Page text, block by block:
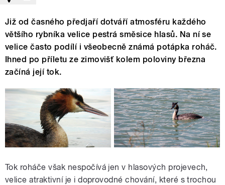
Již od časného předjaří dotváří atmosféru každého
většího rybníka velice pestrá směsice hlasů. Na ní se
velice často podílí i všeobecně známá potápka roháč.
Ihned po příletu ze zimovišť kolem poloviny března
začíná její tok.
Tok roháče však nespočívá jen v hlasových projevech,
velice atraktivní je i doprovodné chování, které s trochou